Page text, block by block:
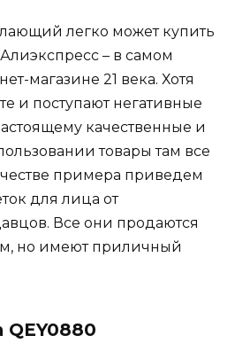
легко может купить
– в самом
магазине 21 века. Хотя
и поступают негативные
качественные и
товары там все
примера приведем
для лица от
Все они продаются
но имеют приличный
QEY0880